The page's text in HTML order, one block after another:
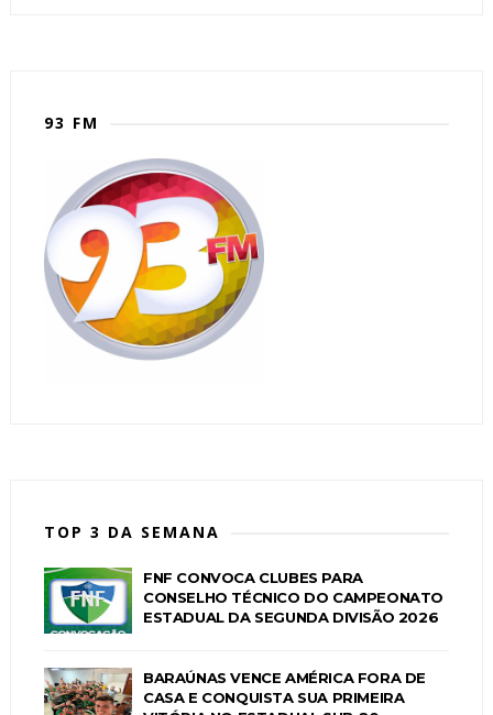
93 FM
TOP 3 DA SEMANA
FNF CONVOCA CLUBES PARA
CONSELHO TÉCNICO DO CAMPEONATO
ESTADUAL DA SEGUNDA DIVISÃO 2026
BARAÚNAS VENCE AMÉRICA FORA DE
CASA E CONQUISTA SUA PRIMEIRA